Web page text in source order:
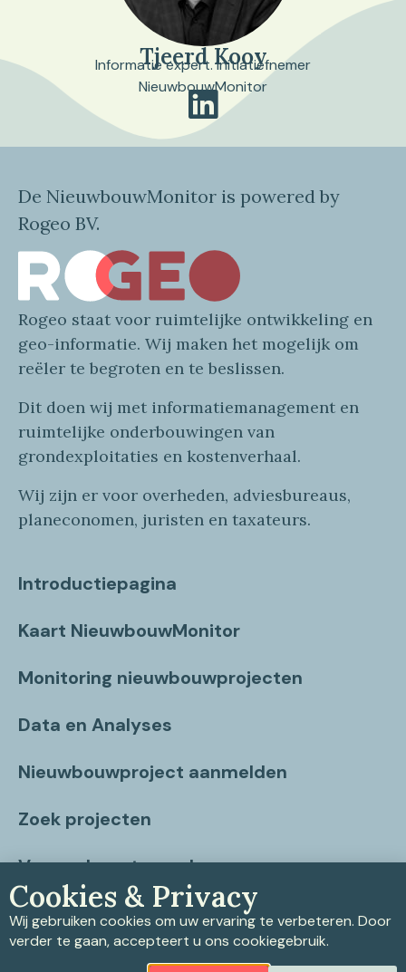
Tjeerd Kooy
Informatie expert. Initiatiefnemer
NieuwbouwMonitor
De NieuwbouwMonitor is powered by
Rogeo BV.
Rogeo staat voor ruimtelijke ontwikkeling en
geo-informatie. Wij maken het mogelijk om
reëler te begroten en te beslissen.
Dit doen wij met informatiemanagement en
ruimtelijke onderbouwingen van
grondexploitaties en kostenverhaal.
Wij zijn er voor overheden, adviesbureaus,
planeconomen, juristen en taxateurs.
Introductiepagina
Kaart NieuwbouwMonitor
Monitoring nieuwbouwprojecten
Data en Analyses
Nieuwbouwproject aanmelden
Zoek projecten
Vragen beantwoord
Contact
Cookies & Privacy
Wij gebruiken cookies om uw ervaring te verbeteren. Door
verder te gaan, accepteert u ons cookiegebruik.